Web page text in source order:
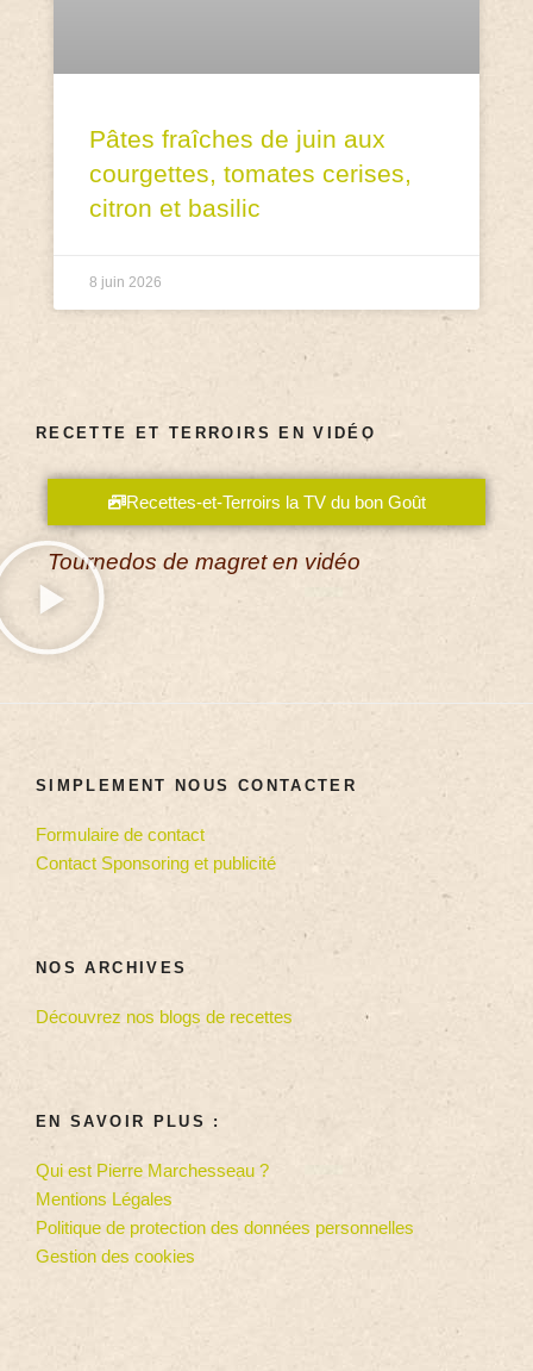
Pâtes fraîches de juin aux
courgettes, tomates cerises,
citron et basilic
8 juin 2026
RECETTE ET TERROIRS EN VIDÉO
Recettes-et-Terroirs la TV du bon Goût
Tournedos de magret en vidéo
SIMPLEMENT NOUS CONTACTER
Formulaire de contact
Contact Sponsoring et publicité
NOS ARCHIVES
Découvrez nos blogs de recettes
EN SAVOIR PLUS :
Qui est Pierre Marchesseau ?
Mentions Légales
Politique de protection des données personnelles
Gestion des cookies